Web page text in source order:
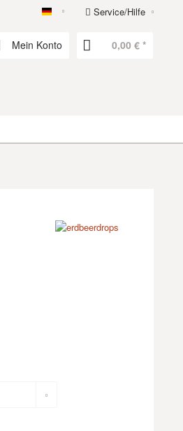
erdbeerdropsService/Hilfe
Mein Konto 0,00 € *